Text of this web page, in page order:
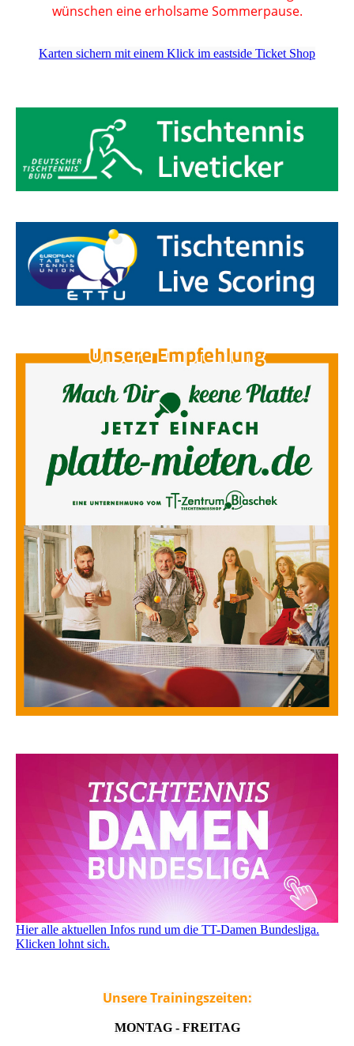
wünschen eine erholsame Sommerpause.
Karten sichern mit einem Klick im eastside Ticket Shop
Hier alle aktuellen Infos rund um die TT-Damen Bundesliga.
Klicken lohnt sich.
Unsere Trainingszeiten:
MONTAG - FREITAG